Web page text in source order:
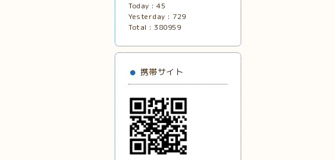
Today : 45
Yesterday : 729
Total : 380959
携帯サイト